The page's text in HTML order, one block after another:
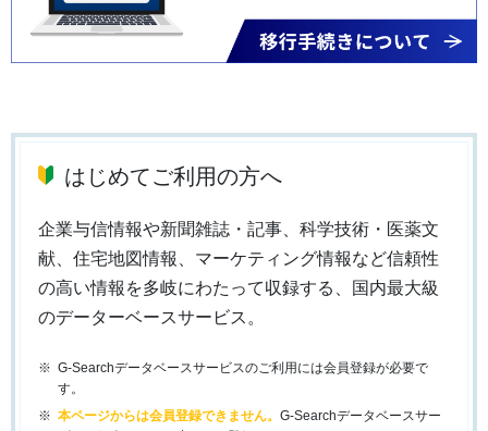
はじめてご利用の方へ
企業与信情報や新聞雑誌・記事、科学技術・医薬文
献、住宅地図情報、マーケティング情報など信頼性
の高い情報を多岐にわたって収録する、国内最大級
のデーターベースサービス。
G-Searchデータベースサービスのご利用には会員登録が必要で
す。
本ページからは会員登録できません。 G-Searchデータベースサー